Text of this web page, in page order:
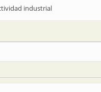
industrial